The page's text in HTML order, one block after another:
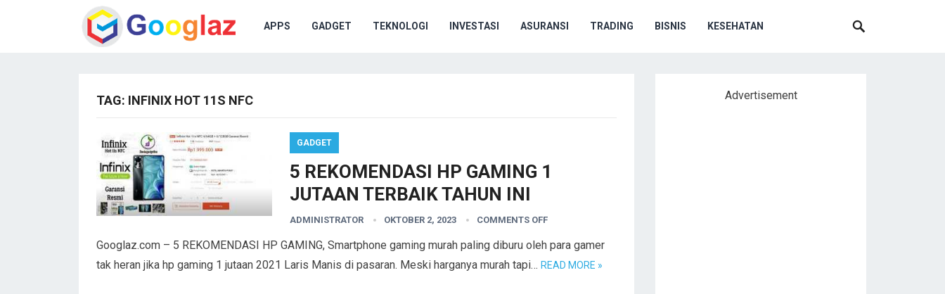
APPS GADGET TEKNOLOGI INVESTASI ASURANSI TRADING BISNIS KESEHATAN
TAG: INFINIX HOT 11S NFC
GADGET
5 REKOMENDASI HP GAMING 1
JUTAAN TERBAIK TAHUN INI
ADMINISTRATOR OKTOBER 2, 2023 COMMENTS OFF
Googlaz.com – 5 REKOMENDASI HP GAMING, Smartphone gaming murah paling diburu oleh para gamer
tak heran jika hp gaming 1 jutaan 2021 Laris Manis di pasaran. Meski harganya murah tapi… READ MORE »
Advertisement